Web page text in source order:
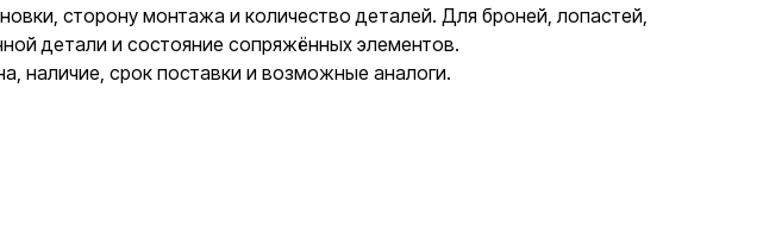
сторону монтажа и количество деталей. Для броней, лопастей,
детали и состояние сопряжённых элементов.
наличие, срок поставки и возможные аналоги.